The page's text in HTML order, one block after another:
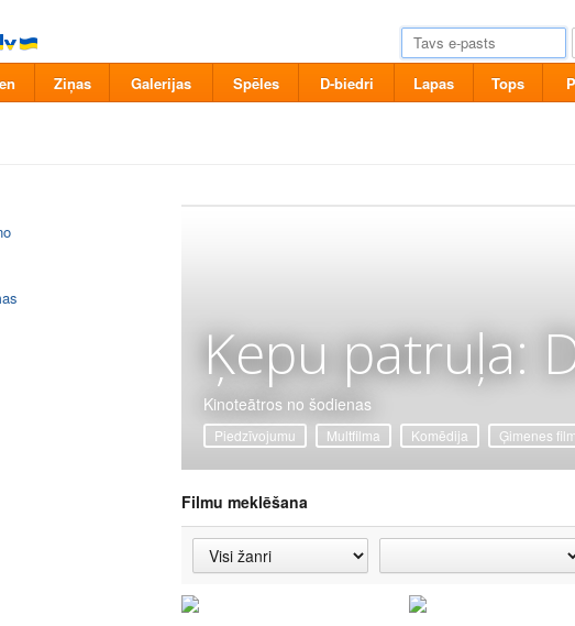
Ziņas Galerijas Spēles D-biedri Lapas Tops
Ķepu patruļa:
Kinoteātros no šodienas
Piedzīvojumu Multfilma Komēdija Ģimenes
Filmu meklēšana